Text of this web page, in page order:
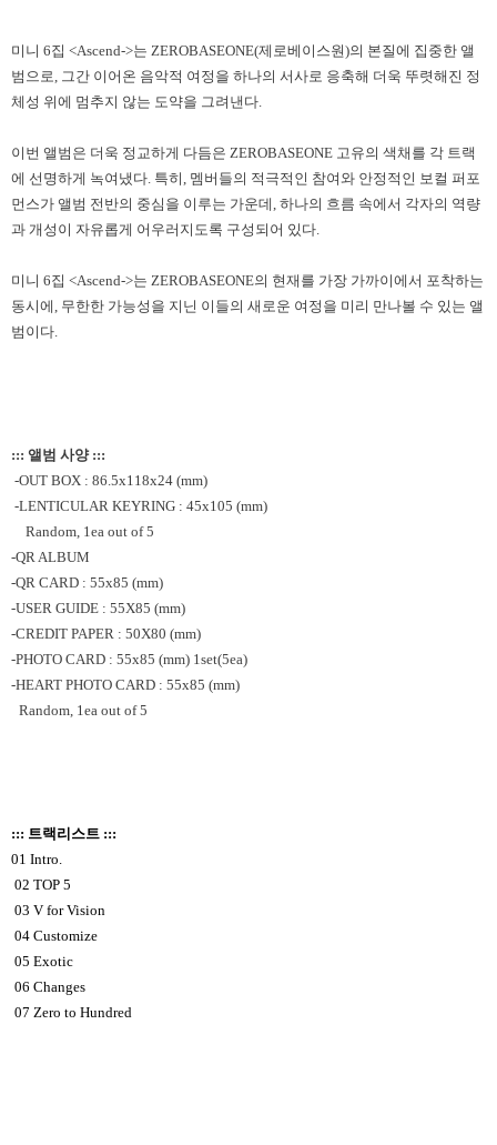
미니 6집 <Ascend->는 ZEROBASEONE(제로베이스원)의 본질에 집중한 앨
범으로
그간 이어온 음악적 여정을 하나의 서사로 응축해 더욱 뚜렷해진 정
체성 위에 멈추지 않는 도약을 그려낸다
이번 앨범은 더욱 정교하게 다듬은 ZEROBASEONE 고유의 색채를 각 트랙
에 선명하게 녹여냈다 특히 멤버들의 적극적인 참여와 안정적인 보컬 퍼포
먼스가 앨범 전반의 중심을 이루는 가운데 하나의 흐름 속에서 각자의 역량
과 개성이 자유롭게 어우러지도록 구성되어 있다
미니 6집 <Ascend->는 ZEROBASEONE의 현재를 가장 가까이에서 포착하는
동시에 무한한 가능성을 지닌 이들의 새로운 여정을 미리 만나볼 수 있는 앨
범이다
::: 앨범 사양 :::
-OUT BOX : 86.5x118x24 (mm)
-LENTICULAR KEYRING : 45x105 (mm)
Random, 1ea out of 5
-QR ALBUM
-QR CARD : 55x85 (mm)
-USER GUIDE : 55X85 (mm)
-CREDIT PAPER : 50X80 (mm)
-PHOTO CARD : 55x85 (mm) 1set(5ea)
-HEART PHOTO CARD : 55x85 (mm)
Random, 1ea out of 5
::: 트랙리스트 :::
01 Intro.
02 TOP 5
03 V for Vision
04 Customize
05 Exotic
06 Changes
07 Zero to Hundred